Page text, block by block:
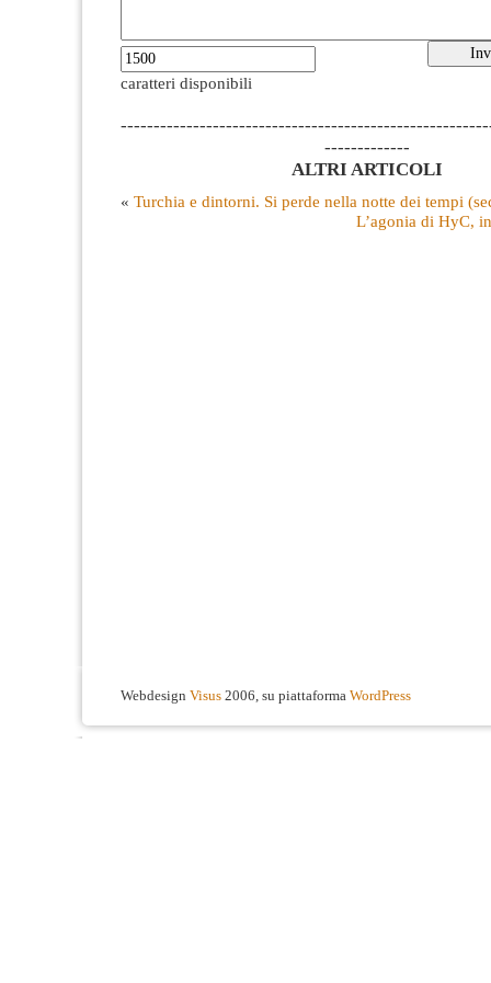
caratteri disponibili
-------------
ALTRI ARTICOLI
« Turchia e dintorni. Si perde nella notte dei tempi
L’agonia di HyC,
Webdesign Visus 2006, su piattaforma WordPress